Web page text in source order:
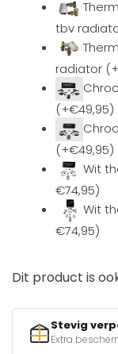
tbv
radiator
(+€49,95)
(+€49,95)
Wit
€74,95)
Wit
€74,95)
Dit product is
Stevig
Extra